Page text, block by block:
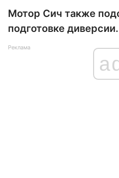
Мотор Сич также
подготовке диверсии.
Реклама